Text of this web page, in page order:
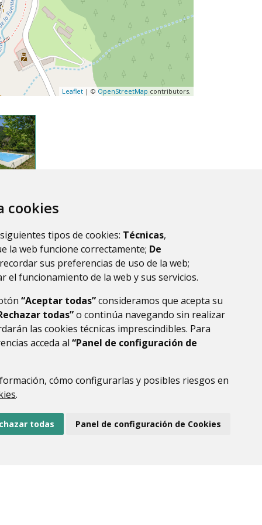
cookies
tipos de cookies: Técnicas,
la web funcione correctamente; De
sus preferencias de uso de la web;
el funcionamiento de la web y sus servicios.
“Aceptar todas”consideramos que acepta su
todas”o continúa navegando sin realizar
las cookies técnicas imprescindibles. Para
acceda al “Panel de configuración de
cómo configurarlas y posibles riesgos en
.
todas Panel de configuración de Cookies
Leaflet | © OpenStreetMap contributors.
DATOS